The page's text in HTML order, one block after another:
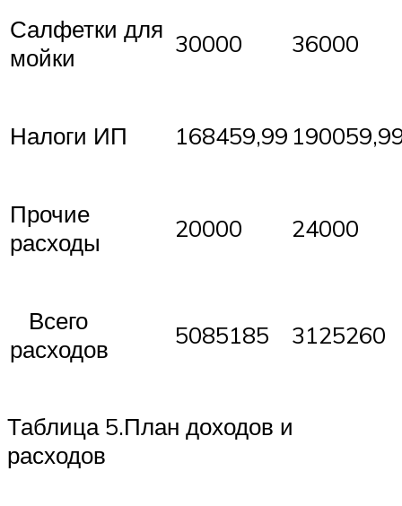
Салфетки для
мойки
30000 36000
Налоги ИП 168459,99
Прочие
расходы
20000 24000
Всего
расходов
5085185 3125260
Таблица 5.План доходов и
расходов